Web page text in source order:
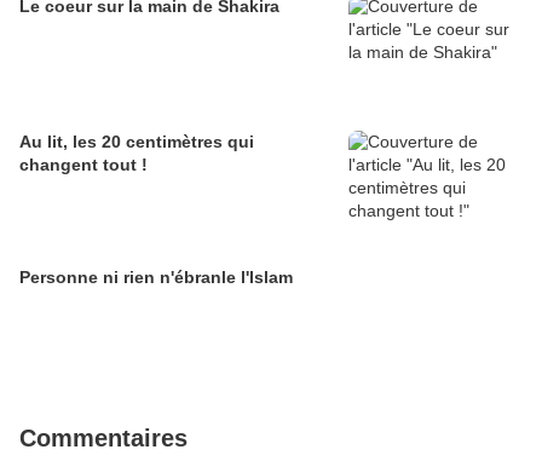
Le coeur sur la main de Shakira
Au lit, les 20 centimètres qui
changent tout !
Personne ni rien n'ébranle l'Islam
Commentaires